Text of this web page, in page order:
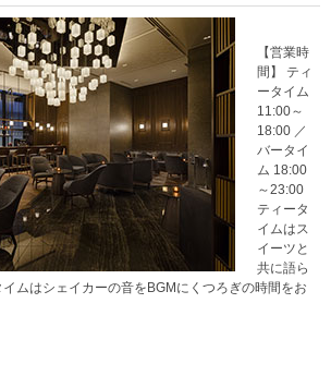
【営業時
間】 ティ
ータイム
11:00～
18:00 ／
バータイ
ム 18:00
～23:00
ティータ
イムはス
イーツと
共に語ら
ムはシェイカーの音をBGMにくつろぎの時間をお